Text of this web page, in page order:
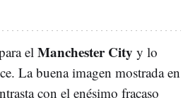
el Manchester City y lo
La buena imagen mostrada en
con el enésimo fracaso